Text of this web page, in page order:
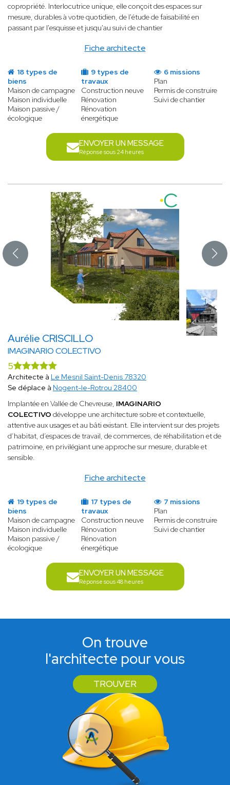
Fiche architecte
copropriété. Interlocutrice unique, elle conçoit des espaces sur
mesure, durables à votre quotidien, de l'étude de faisabilité en
passant par l'esquisse et jusqu'au suivi de chantier
18 types de
biens
Maison de campagne
Maison individuelle
Maison passive /
écologique
9 types de
travaux
Construction neuve
Rénovation
Rénovation
énergétique
6 missions
Plan
Permis de construire
Suivi de chantier
ENVOYER UN MESSAGE
Réponse sous 24 heures
Aurélie CRISCILLO
IMAGINARIO COLECTIVO
Fiche architecte
5
Architecte à Le Mesnil Saint-Denis 78320
Se déplace à Nogent-le-Rotrou 28400
Implantée en Vallée de Chevreuse, IMAGINARIO
COLECTIVO développe une architecture sobre et contextuelle,
attentive aux usages et au bâti existant. Elle intervient sur des projets
d’habitat, d’espaces de travail, de commerces, de réhabilitation et de
patrimoine, en privilégiant une approche sur mesure, durable et
sensible.
19 types de
biens
Maison de campagne
Maison individuelle
Maison passive /
écologique
17 types de
travaux
Construction neuve
Rénovation
Rénovation
énergétique
7 missions
Plan
Permis de construire
Suivi de chantier
ENVOYER UN MESSAGE
Réponse sous 48 heures
On trouve
l'architecte pour vous
TROUVER